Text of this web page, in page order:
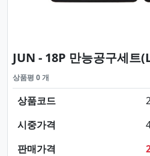
JUN - 18P 만능공구세트
상품평 0 개
상품코드
시중가격
판매가격